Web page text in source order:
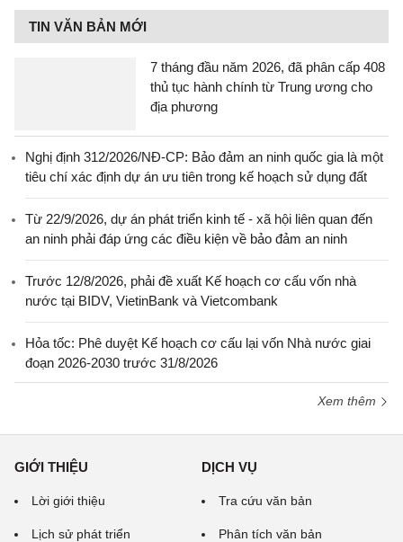
TIN VĂN BẢN MỚI
7 tháng đầu năm 2026, đã phân cấp 408
thủ tục hành chính từ Trung ương cho
địa phương
Nghị định 312/2026/NĐ-CP: Bảo đảm an ninh quốc gia là một
tiêu chí xác định dự án ưu tiên trong kế hoạch sử dụng đất
Từ 22/9/2026, dự án phát triển kinh tế - xã hội liên quan đến
an ninh phải đáp ứng các điều kiện về bảo đảm an ninh
Trước 12/8/2026, phải đề xuất Kế hoạch cơ cấu vốn nhà
nước tại BIDV, VietinBank và Vietcombank
Hỏa tốc: Phê duyệt Kế hoạch cơ cấu lại vốn Nhà nước giai
đoạn 2026-2030 trước 31/8/2026
Xem thêm
GIỚI THIỆU
Lời giới thiệu
Lịch sử phát triển
DỊCH VỤ
Tra cứu văn bản
Phân tích văn bản